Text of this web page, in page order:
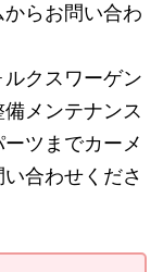
らお問い合わ
クスワーゲン
メンテナンス
ツまでカーメ
い合わせくださ